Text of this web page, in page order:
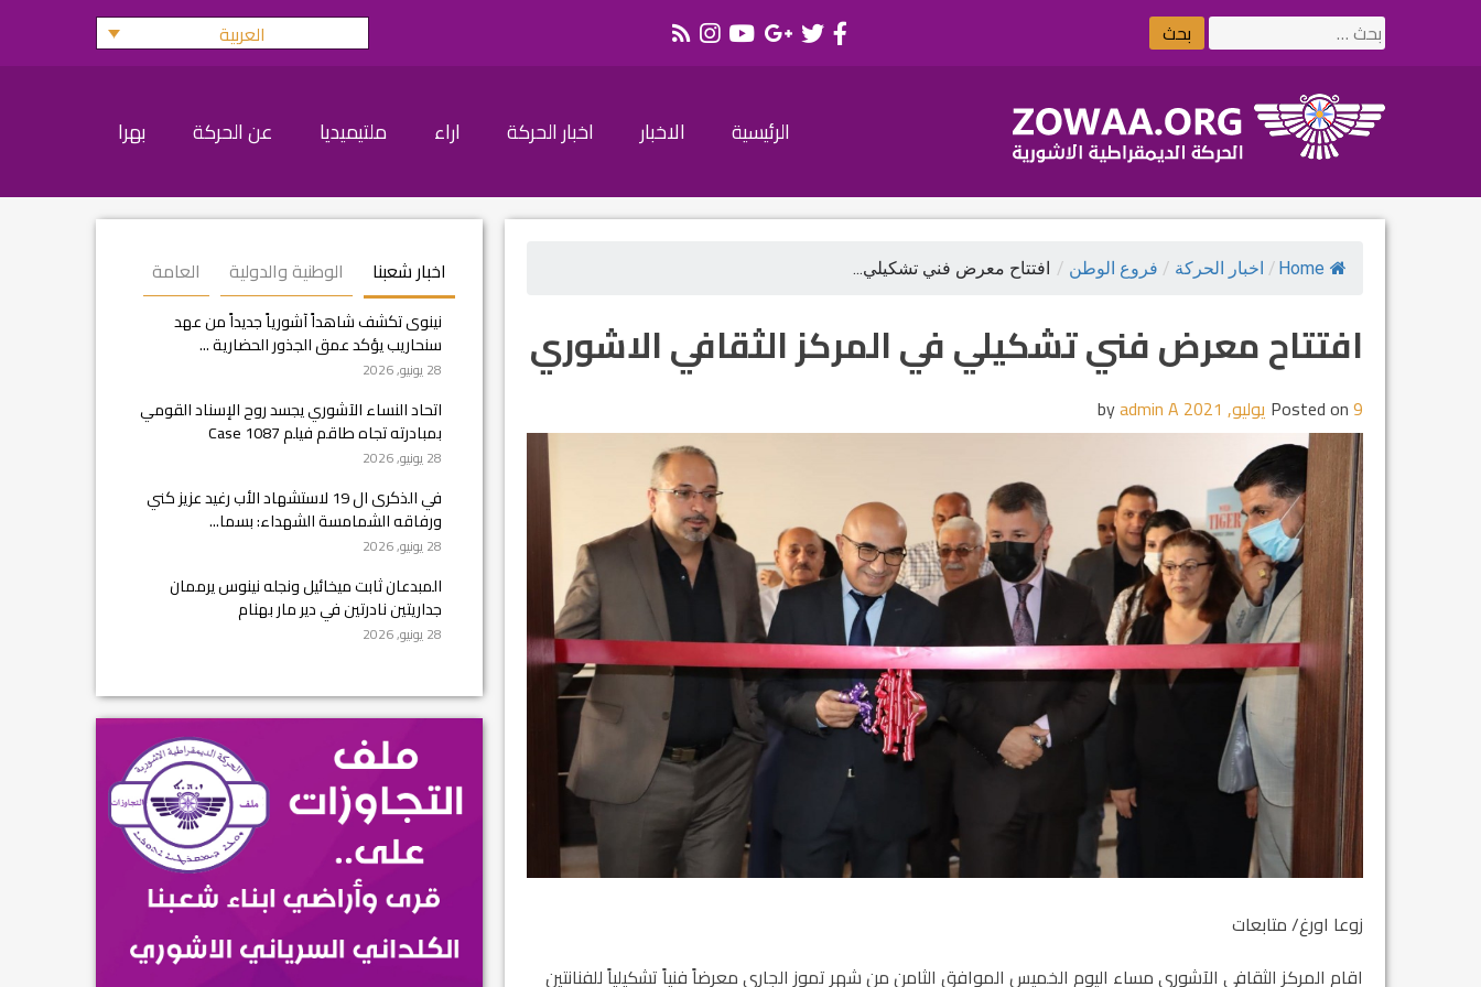
البحث
عن:
العربية
الرئيسية الاخبار اخبار الحركة اراء ملتيميديا عن الحركة بهرا
Home
/ اخبار الحركة / فروع الوطن / افتتاح معرض فني تشكيلي...
افتتاح معرض فني تشكيلي في المركز الثقافي الاشوري
Posted on9 يوليو, 2021 admin A
زوعا اورغ/ متابعات
اقام المركز الثقافي الآشوري مساء اليوم الخميس الموافق الثامن من شهر تموز الجاري معرضاً فنياً تشكيلياً للفنانتين
اخبار شعبنا الوطنية والدولية العامة
نينوى تكشف شاهداً آشورياً جديداً من عهد
سنحاريب يؤكد عمق الجذور الحضارية ...
28 يونيو, 2026
اتحاد النساء الآشوري يجسد روح الإسناد القومي
بمبادرته تجاه طاقم فيلم Case 1087
28 يونيو, 2026
في الذكرى ال 19 لاستشهاد الأب رغيد عزيز كني
ورفاقه الشمامسة الشهداء: بسما...
28 يونيو, 2026
المبدعان ثابت ميخائيل ونجله نينوس يرممان
جداريتين نادرتين في دير مار بهنام
28 يونيو, 2026